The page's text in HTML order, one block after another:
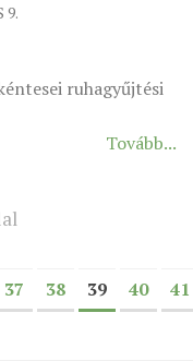
9.
ruhagyűjtési
Tovább...
37 38 39 40
41